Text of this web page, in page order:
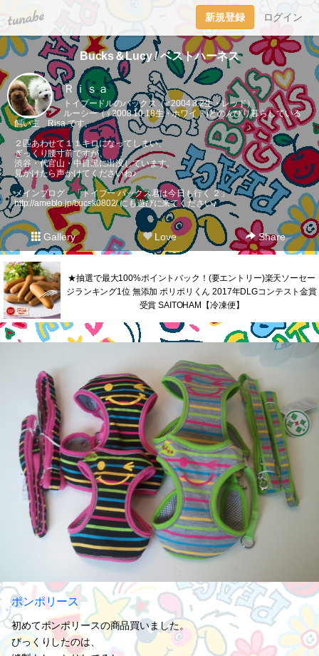
tuna.be 新規登録 ログイン
Bucks＆Lucy / ベストハーネス
Ｒｉｓａ
トイプードルのバックス（♂2004.8.2生・レッド）
ルーシー（♀2008.10.18生・ホワイト)とのんびり暮らしている
飼い主 Risa です。
２匹あわせて１１キロになってしまい、
ぎっくり腰寸前ですが、
渋谷・代官山・中目黒に出没しています。
見かけたら声かけてくださいね♪
メインブログ 「トイプー バックス君は今日も行く ２」
http://ameblo.jp/bucsk0802/にも遊びに来てください♪
Gallery Love Share
★抽選で最大100%ポイントバック！(要エントリー)楽天ソーセー
ジランキング1位 無添加 ポリポリくん 2017年DLGコンテスト金賞
受賞 SAITOHAM【冷凍便】
ポンポリース
初めてポンポリースの商品買いました。
びっくりしたのは、